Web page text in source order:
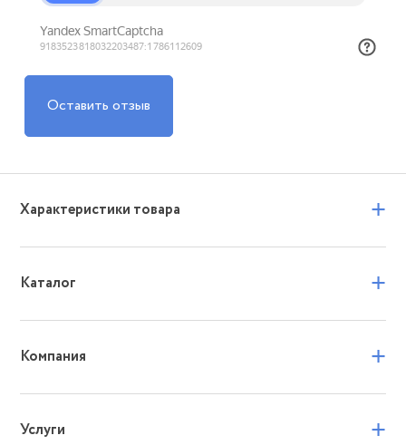
Оставить отзыв
Характеристики товара +
Каталог +
Компания +
Услуги +